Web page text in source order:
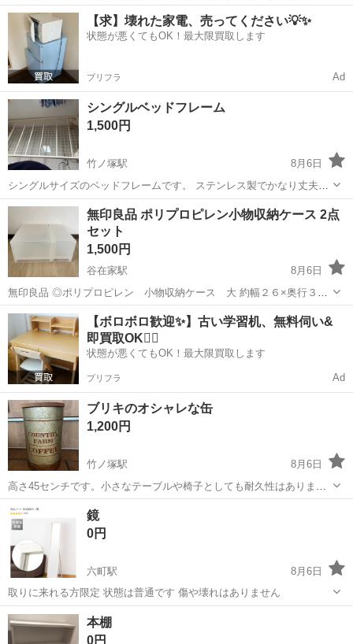
スクとイスセットです。 10日月曜日19時から火曜日11時までに引き取
り可能な方のみでお願いします。
東京 足立区 竹ノ塚駅 テーブル
【求】壊れた家電、売ってください💡✨
状態が悪くてもOK！最大限買取します
プリフラ Ad
シングルベッドフレーム
1,500円
竹ノ塚駅
8月6日
シングルサイズのベッドフレームです。 ステンレス製でかなり丈夫で
す。 足は外せます。 横200 幅97 高さ31 引っ越しのため出品します。
伊興本町付近になり、詳細はチャットにてやりとりできればと思いま
す。
東京 足立区 竹ノ塚駅 ベッド
無印良品 ポリプロピレン小物収納ケース 2点
セット
1,500円
谷在家駅
8月6日
無印良品 ◎ポリプロピレン 小物収納ケース 大 約幅２６×奥行３７
×高１７．５ｃｍ ◎ポリプロピレン 小物収納ケース ハーフ 大 外
寸 約幅１４×奥行３７×高さ１７．５ｃｍ すべり止め大つきます。 目
立つ傷や汚れ...
東京 足立区 谷在家駅 収納家具
【ボロボロ歓迎✨】古い学習机、無料伺い&
即買取OK🙆‍♀️
状態が悪くてもOK！最大限買取します
プリフラ Ad
ブリキのオシャレな缶
1,200円
竹ノ塚駅
8月6日
高さ45センチです。小さなテーブルや椅子としても耐久性はありま
す。中が収納になっています。多機能な収納です。
東京
鏡
0円
六町駅
8月6日
取りに来れる方限定 状態は普通です 傷や壊れはありません
東京 足立区 六町駅
本棚
0円